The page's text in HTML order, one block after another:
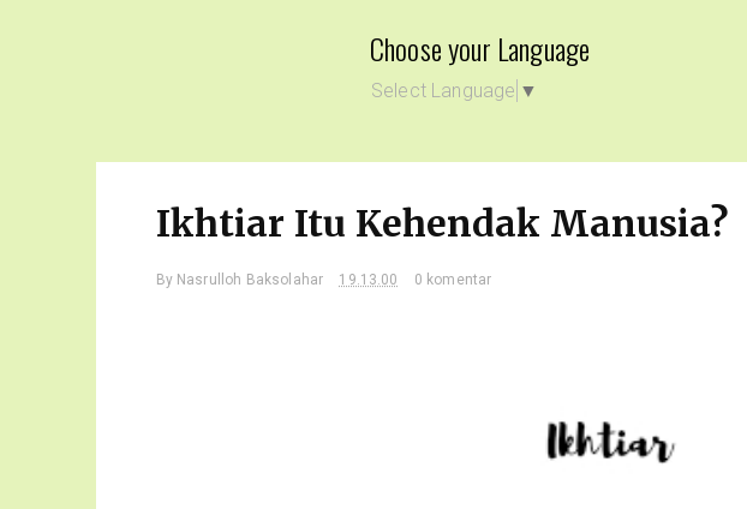
Choose your Language
Select Language ▼
Ikhtiar Itu Kehendak Manusia?
By Nasrulloh Baksolahar 19.13.00 0 komentar